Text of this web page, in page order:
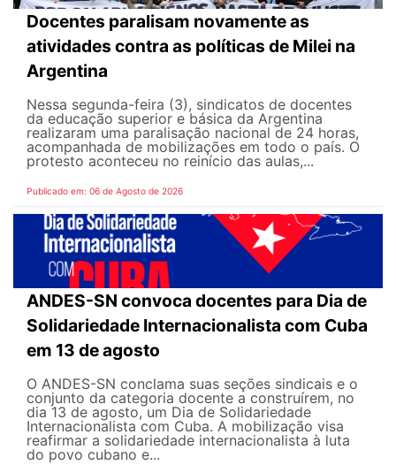
Docentes paralisam novamente as
atividades contra as políticas de Milei na
Argentina
Nessa segunda-feira (3), sindicatos de docentes
da educação superior e básica da Argentina
realizaram uma paralisação nacional de 24 horas,
acompanhada de mobilizações em todo o país. O
protesto aconteceu no reinício das aulas,...
Publicado em: 06 de Agosto de 2026
ANDES-SN convoca docentes para Dia de
Solidariedade Internacionalista com Cuba
em 13 de agosto
O ANDES-SN conclama suas seções sindicais e o
conjunto da categoria docente a construírem, no
dia 13 de agosto, um Dia de Solidariedade
Internacionalista com Cuba. A mobilização visa
reafirmar a solidariedade internacionalista à luta
do povo cubano e...